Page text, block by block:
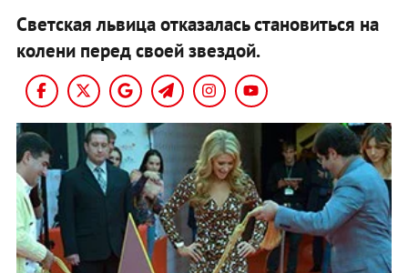
Светская львица отказалась становиться на
колени перед своей звездой.